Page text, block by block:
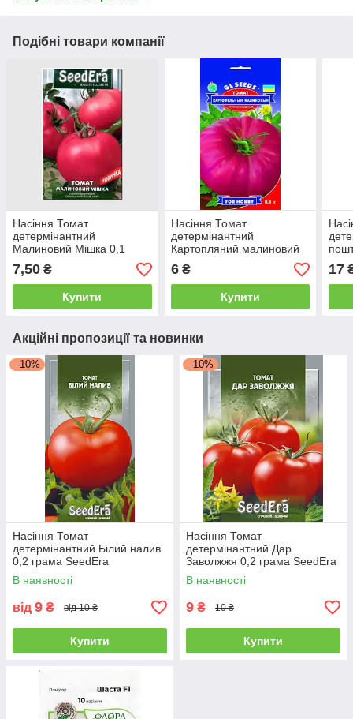
Подібні товари компанії
Насіння Томат
детермінантний
Малиновий Мішка 0,1
грама SeedEra
7,50 ₴
Купити
Насіння Томат
детермінантний
Картопляний малиновий
0,1 грама GL Seeds
6₴
Купити
17
Акційні пропозиції та новинки
–10%
Насіння Томат
детермінантний Білий налив
0,2 грама SeedEra
В наявності
від 9 ₴ від 10 ₴
Купити
–10%
Насіння Томат
детермінантний Дар
Заволжжя 0,2 грама SeedEra
В наявності
9 ₴ 10 ₴
Купити